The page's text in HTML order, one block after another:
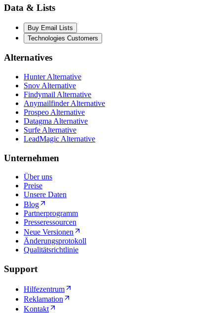
Data & Lists
Buy Email Lists
Technologies Customers
Alternatives
Hunter Alternative
Snov Alternative
Findymail Alternative
Anymailfinder Alternative
Prospeo Alternative
Datagma Alternative
Surfe Alternative
LeadMagic Alternative
Unternehmen
Über uns
Preise
Unsere Daten
Blog
Partnerprogramm
Presseressourcen
Neue Versionen
Änderungsprotokoll
Qualitätsrichtlinie
Support
Hilfezentrum
Reklamation
Kontakt